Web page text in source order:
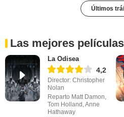
Últimos
Las mejores
La Odisea
4,2
Director: Christopher
Nolan
Reparto Matt Damon,
Tom Holland, Anne
Hathaway